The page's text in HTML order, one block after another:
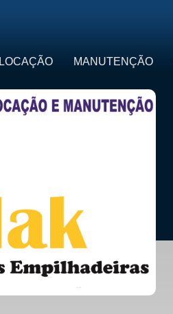
LOCAÇÃO MANUTENÇÃO